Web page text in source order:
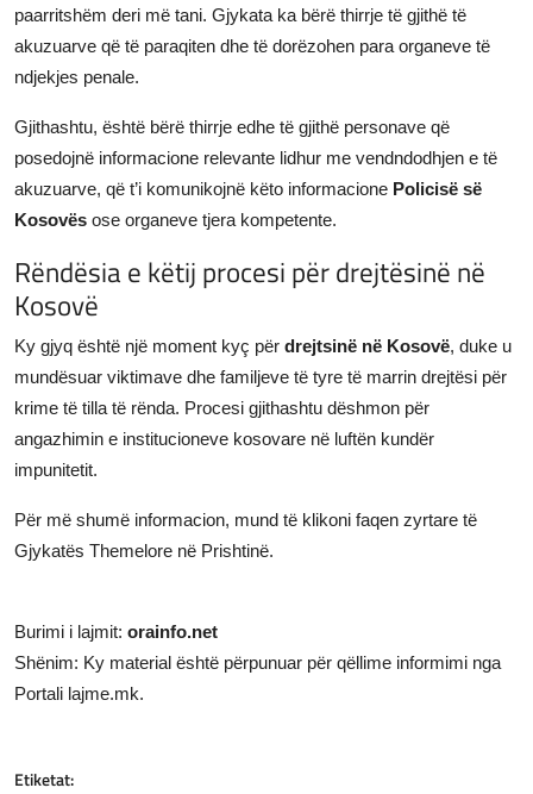
paarritshëm deri më tani. Gjykata ka bërë thirrje të gjithë të
akuzuarve që të paraqiten dhe të dorëzohen para organeve të
ndjekjes penale.
Gjithashtu, është bërë thirrje edhe të gjithë personave që
posedojnë informacione relevante lidhur me vendndodhjen e të
akuzuarve, që t’i komunikojnë këto informacione Policisë së
Kosovës ose organeve tjera kompetente.
Rëndësia e këtij procesi për drejtësinë në
Kosovë
Ky gjyq është një moment kyç për drejtsinë në Kosovë, duke u
mundësuar viktimave dhe familjeve të tyre të marrin drejtësi për
krime të tilla të rënda. Procesi gjithashtu dëshmon për
angazhimin e institucioneve kosovare në luftën kundër
impunitetit.
Për më shumë informacion, mund të klikoni faqen zyrtare të
Gjykatës Themelore në Prishtinë.
Burimi i lajmit: orainfo.net
Shënim: Ky material është përpunuar për qëllime informimi nga
Portali lajme.mk.
Etiketat: